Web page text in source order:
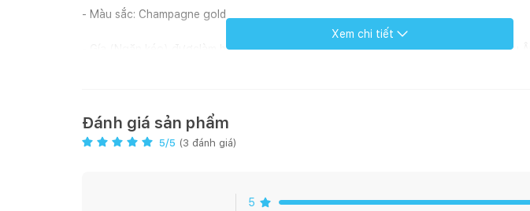
- Màu sắc: Champagne gold
- Gía (Ngăn kéo) đượclàm bằng nhôm sơn tĩnh điện, chất lượng đạt tiêu chuẩn Châu Âu
- Sức chịu tải lên tới 30kg
Xem chi tiết
Đánh giá sản phẩm
5/5 (3 đánh giá)
5